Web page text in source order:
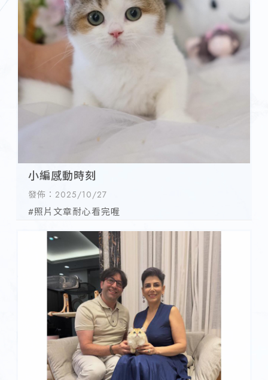
小編感動時刻
發佈：2025/10/27
#照片文章耐心看完喔